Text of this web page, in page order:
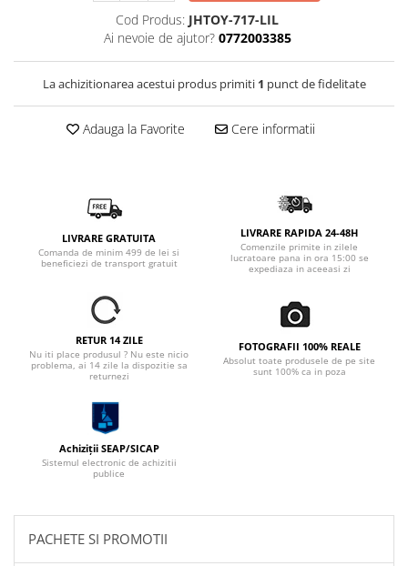
Cod Produs: JHTOY-717-LIL
Ai nevoie de ajutor? 0772003385
La achizitionarea acestui produs primiti 1 punct de fidelitate
Adauga la Favorite Cere informatii
LIVRARE GRATUITA
Comanda de minim 499 de lei si
beneficiezi de transport gratuit
LIVRARE RAPIDA 24-48H
Comenzile primite in zilele
lucratoare pana in ora 15:00 se
expediaza in aceeasi zi
RETUR 14 ZILE
Nu iti place produsul ? Nu este nicio
problema, ai 14 zile la dispozitie sa
returnezi
FOTOGRAFII 100% REALE
Absolut toate produsele de pe site
sunt 100% ca in poza
Achiziții SEAP/SICAP
Sistemul electronic de achizitii
publice
PACHETE SI PROMOTII